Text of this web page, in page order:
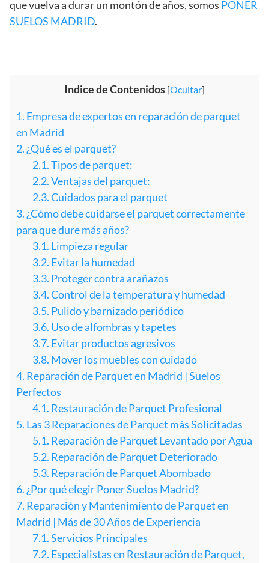
que vuelva a durar un montón de años, somos PONER
SUELOS MADRID.
Indice de Contenidos [Ocultar]
1. Empresa de expertos en reparación de parquet
en Madrid
2. ¿Qué es el parquet?
2.1.Tipos de parquet:
2.2.Ventajas del parquet:
2.3.Cuidados para el parquet
3. ¿Cómo debe cuidarse el parquet correctamente
para que dure más años?
3.1. Limpieza regular
3.2. Evitar la humedad
3.3. Proteger contra arañazos
3.4.Control de la temperatura y humedad
3.5. Pulido y barnizado periódico
3.6. Uso de alfombras y tapetes
3.7. Evitar productos agresivos
3.8. Mover los muebles con cuidado
4. Reparación de Parquet en Madrid | Suelos
Perfectos
4.1. Restauración de Parquet Profesional
5. Las 3 Reparaciones de Parquet más Solicitadas
5.1. Reparación de Parquet Levantado por Agua
5.2. Reparación de Parquet Deteriorado
5.3. Reparación de Parquet Abombado
6. ¿Por qué elegir Poner Suelos Madrid?
7. Reparación y Mantenimiento de Parquet en
Madrid | Más de 30 Años de Experiencia
7.1.Servicios Principales
7.2. Especialistas en Restauración de Parquet,